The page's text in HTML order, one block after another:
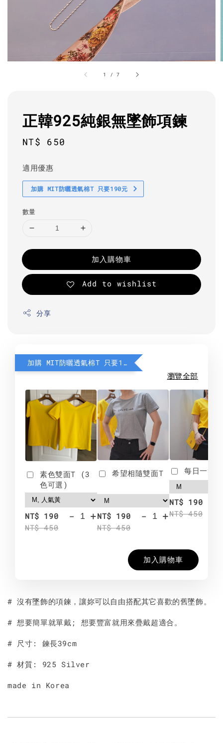
1 /7
正韓925純銀無墜飾項鍊
Regular
NT$ 650
適用優惠
加購 MIT防曬透氣棉T 只要190元
數量
加入購物車
Add to wishlist
分享
加購 MIT防曬透氣棉T 只要190元
瀏覽全部
素色雙面T (3
色可選)
NT$ 190
NT$ 450
- +
希望相隨雙面T
NT$ 190
NT$ 450
- +
每日一笑
NT$ 190
NT$ 450
加入購物車
# 沒有墜飾的項鍊，讓妳可以自由搭配其它喜歡的舊墜飾。
# 想要簡單就單戴; 想要豐富就用來疊戴超適合。
# 尺寸: 鍊長39cm
# 材質: 925 Silver
made in Korea